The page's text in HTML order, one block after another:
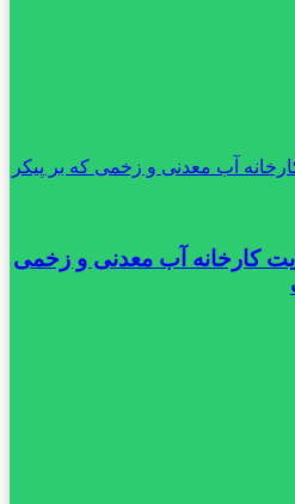
آب معدنی و زخمی که بر پیکر
کارخانه آب معدنی و زخمی